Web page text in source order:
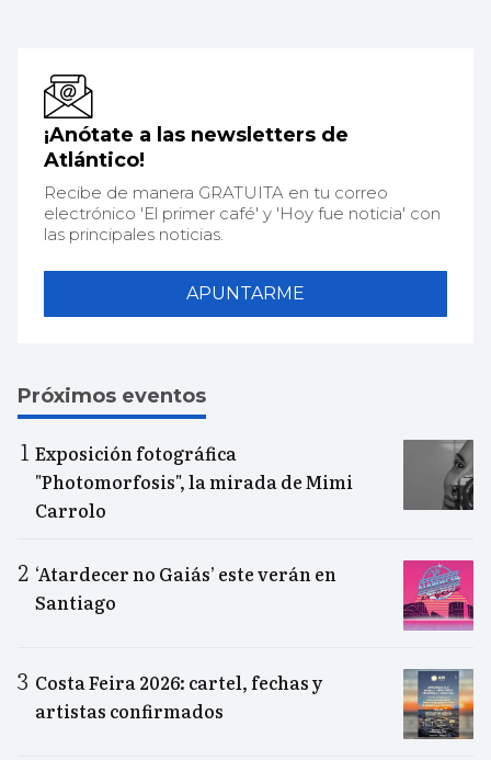
¡Anótate a las newsletters de
Atlántico!
Recibe de manera GRATUITA en tu correo
electrónico 'El primer café' y 'Hoy fue noticia' con
las principales noticias.
APUNTARME
Próximos eventos
Exposición fotográfica
"Photomorfosis", la mirada de Mimi
Carrolo
‘Atardecer no Gaiás’ este verán en
Santiago
Costa Feira 2026: cartel, fechas y
artistas confirmados